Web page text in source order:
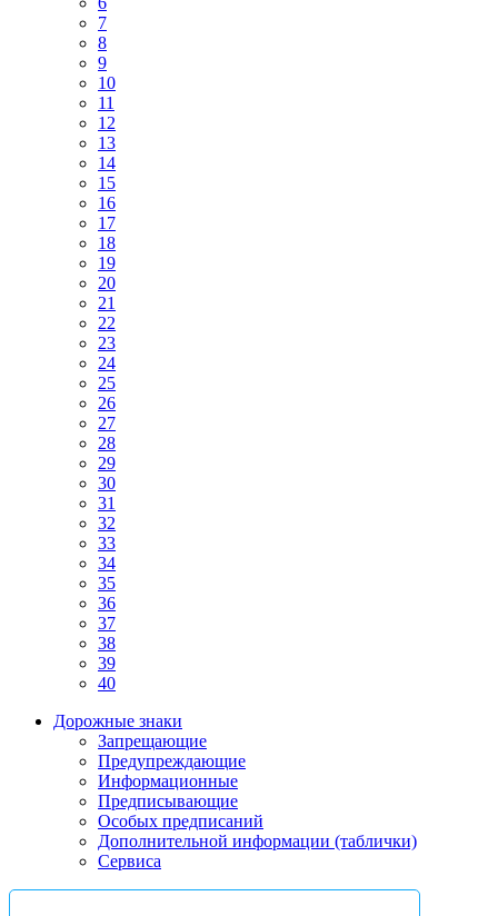
7
8
9
10
11
12
13
14
15
16
17
18
19
20
21
22
23
24
25
26
27
28
29
30
31
32
33
34
35
36
37
38
39
40
Дорожные знаки
Запрещающие
Предупреждающие
Информационные
Предписывающие
Особых предписаний
Дополнительной информации (таблички)
Сервиса